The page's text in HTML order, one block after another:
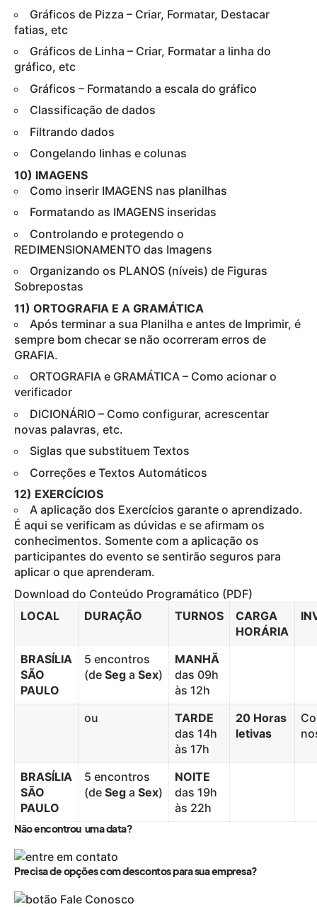
Gráficos de Pizza – Criar, Formatar, Destacar
fatias, etc
Gráficos de Linha – Criar, Formatar a linha do
gráfico, etc
Gráficos – Formatando a escala do gráfico
Classificação de dados
Filtrando dados
Congelando linhas e colunas
10) IMAGENS
Como inserir IMAGENS nas planilhas
Formatando as IMAGENS inseridas
Controlando e protegendo o
REDIMENSIONAMENTO das Imagens
Organizando os PLANOS (níveis) de Figuras
Sobrepostas
11) ORTOGRAFIA E A GRAMÁTICA
Após terminar a sua Planilha e antes de Imprimir, é
sempre bom checar se não ocorreram erros de
GRAFIA.
ORTOGRAFIA e GRAMÁTICA – Como acionar o
verificador
DICIONÁRIO – Como configurar, acrescentar
novas palavras, etc.
Siglas que substituem Textos
Correções e Textos Automáticos
12) EXERCÍCIOS
A aplicação dos Exercícios garante o aprendizado.
É aqui se verificam as dúvidas e se afirmam os
conhecimentos. Somente com a aplicação os
participantes do evento se sentirão seguros para
aplicar o que aprenderam.
Download do Conteúdo Programático (PDF)
LOCAL
DURAÇÃO TURNOS
CARGA
HORÁRIA
BRASÍLIA
SÃO
PAULO
5 encontros
(de Seg a Sex)
MANHÃ
das 09h
às 12h
ou
TARDE
das 14h
às 17h
20 Horas
letivas
BRASÍLIA
SÃO
PAULO
5 encontros
(de Seg a Sex)
NOITE
das 19h
às 22h
Não encontrou uma data?
Precisa de opções com descontos para sua empresa?